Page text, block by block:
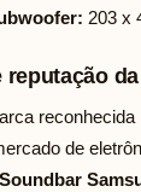
203 x
reputação
de
Soundbar